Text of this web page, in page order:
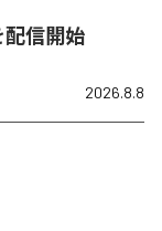
配信開始
2026.8.8